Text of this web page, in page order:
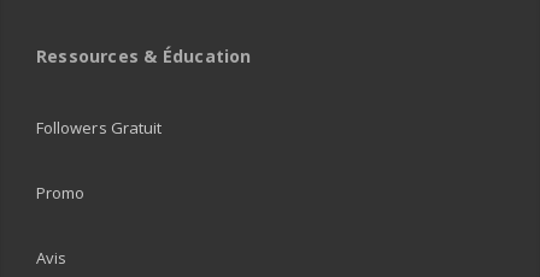
Ressources & Éducation
Followers Gratuit
Promo
Avis